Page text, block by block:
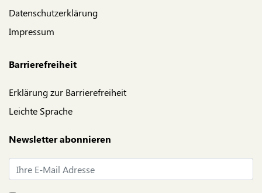
Datenschutzerklärung
Impressum
Barrierefreiheit
Erklärung zur Barrierefreiheit
Leichte Sprache
Newsletter abonnieren
E-Mail*